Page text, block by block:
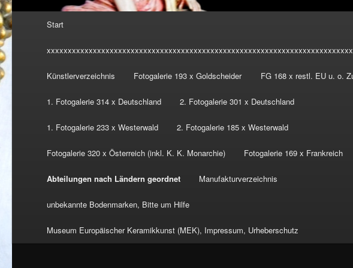
Start
Künstlerverzeichnis Fotogalerie 193 x Goldscheider FG 168 x restl. EU u. o.
1. Fotogalerie 314 x Deutschland 2. Fotogalerie 301 x Deutschland
1. Fotogalerie 233 x Westerwald 2. Fotogalerie 185 x Westerwald
Fotogalerie 320 x Österreich (inkl. K. K. Monarchie) Fotogalerie 169 x Frankreich
Abteilungen nach Ländern geordnet Manufakturverzeichnis
unbekannte Bodenmarken, Bitte um Hilfe
Museum Europäischer Keramikkunst (MEK), Impressum, Urheberschutz